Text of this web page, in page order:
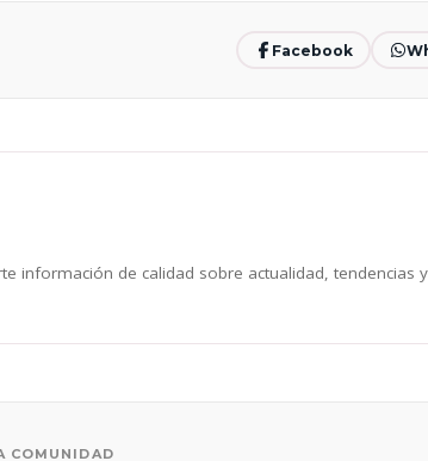
Facebook
información de calidad sobre actualidad, tendencias
COMUNIDAD